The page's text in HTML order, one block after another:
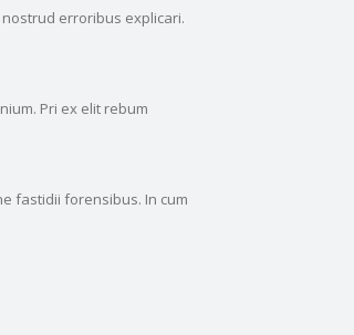
erroribus explicari.
Pri ex elit rebum
fastidii forensibus. In cum